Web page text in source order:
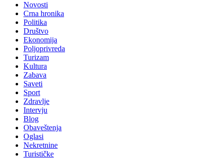
Novosti
Crna hronika
Politika
Društvo
Ekonomija
Poljoprivreda
Turizam
Kultura
Zabava
Saveti
Sport
Zdravlje
Intervju
Blog
Obaveštenja
Oglasi
Nekretnine
Turističke